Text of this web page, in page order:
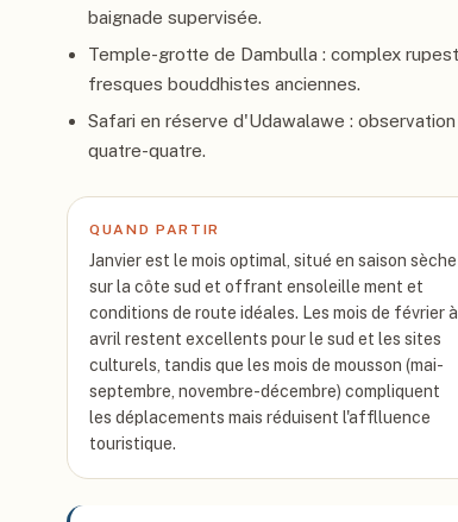
baignade supervisée.
Temple-grotte de Dambulla : complex
fresques bouddhistes anciennes.
Safari en réserve d'Udawalawe :
quatre-quatre.
QUAND PARTIR
Janvier est le mois optimal, situé en saison sèche
sur la côte sud et offrant ensoleille ment et
conditions de route idéales. Les mois de février à
avril restent excellents pour le sud et les sites
culturels, tandis que les mois de mousson (mai-
septembre, novembre-décembre) compliquent
les déplacements mais réduisent l'afflluence
touristique.